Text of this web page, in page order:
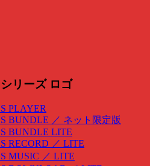
PLAYER
BUNDLE ／ ネット限定版
BUNDLE LITE
RECORD ／ LITE
MUSIC ／ LITE